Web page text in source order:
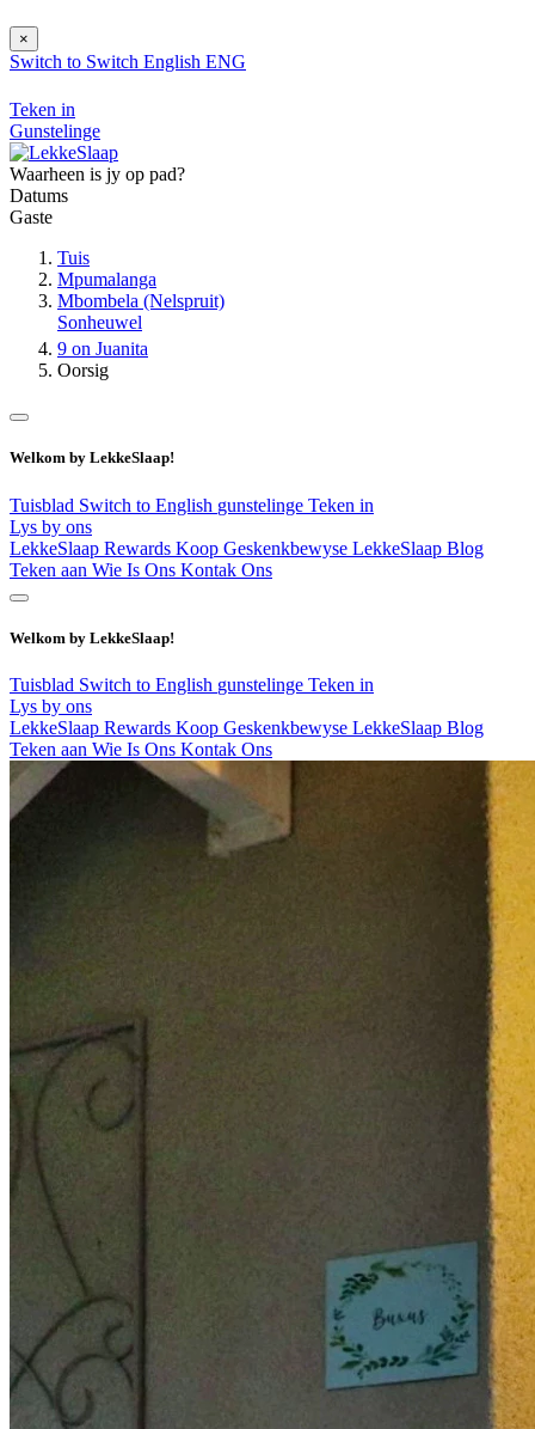
×
Switch to Switch English ENG
Teken in
Gunstelinge
Waarheen is jy op pad?
Datums
Gaste
Tuis
Mpumalanga
Mbombela (Nelspruit)
Sonheuwel
9 on Juanita
Oorsig
Welkom by LekkeSlaap!
Tuisblad Switch to English gunstelinge Teken in
Lys by ons
LekkeSlaap Rewards Koop Geskenkbewyse LekkeSlaap Blog
Teken aan Wie Is Ons Kontak Ons
Welkom by LekkeSlaap!
Tuisblad Switch to English gunstelinge Teken in
Lys by ons
LekkeSlaap Rewards Koop Geskenkbewyse LekkeSlaap Blog
Teken aan Wie Is Ons Kontak Ons